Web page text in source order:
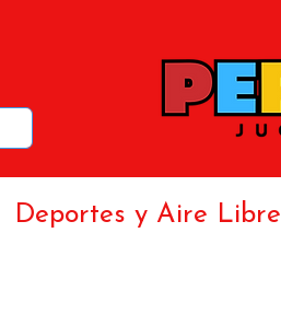
Deportes y Aire Libre